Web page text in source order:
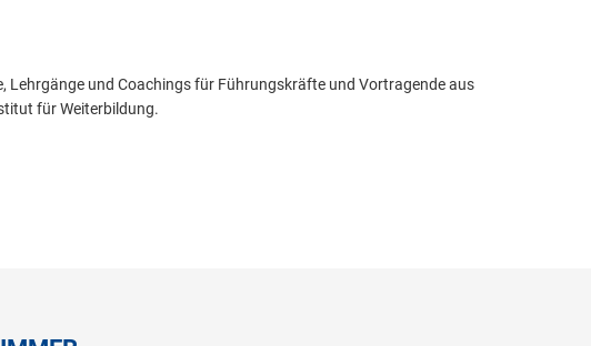
und Coachings für Führungskräfte und Vortragende aus
für Weiterbildung.